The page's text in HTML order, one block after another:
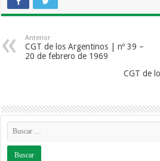
Anterior
CGT de los Argentinos | nº 39 –
20 de febrero de 1969
CGT de